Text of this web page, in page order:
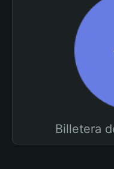
Billetera